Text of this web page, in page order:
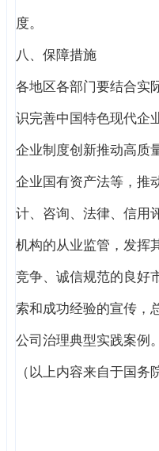
度。
八、保障措施
各地区各部门要结合实
识完善中国特色现代企
企业制度创新推动高质
企业国有资产法等，推
计、咨询、法律、信用
机构的从业监管，发挥
竞争、诚信规范的良好
索和成功经验的宣传，
公司治理典型实践案例。
（以上内容来自于国务